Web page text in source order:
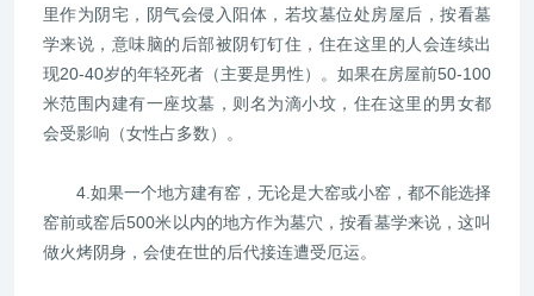
里作为阴宅，阴气会侵入阳体，若坟墓位处房屋后，按看墓
学来说，意味脑的后部被阴钉钉住，住在这里的人会连续出
现20-40岁的年轻死者（主要是男性）。如果在房屋前50-100
米范围内建有一座坟墓，则名为滴小坟，住在这里的男女都
会受影响（女性占多数）。
4.如果一个地方建有窑，无论是大窑或小窑，都不能选择
窑前或窑后500米以内的地方作为墓穴，按看墓学来说，这叫
做火烤阴身，会使在世的后代接连遭受厄运。